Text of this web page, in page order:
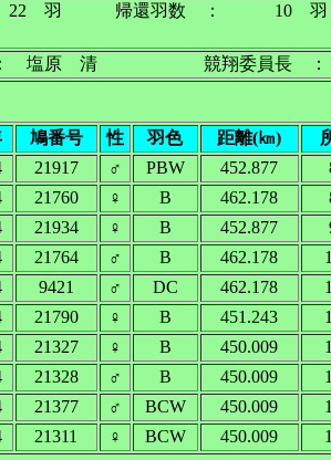
22 羽 帰還羽数 ： 10
： 塩原 清 競翔委員長
鳩番号 性 羽色 距離(㎞)
21917 ♂ PBW 452.877
21760 ♀ B 462.178
21934 ♀ B 452.877
21764 ♂ B 462.178
9421 ♂ DC 462.178
21790 ♀ B 451.243
21327 ♀ B 450.009
21328 ♂ B 450.009
21377 ♂ BCW 450.009
21311 ♀ BCW 450.009